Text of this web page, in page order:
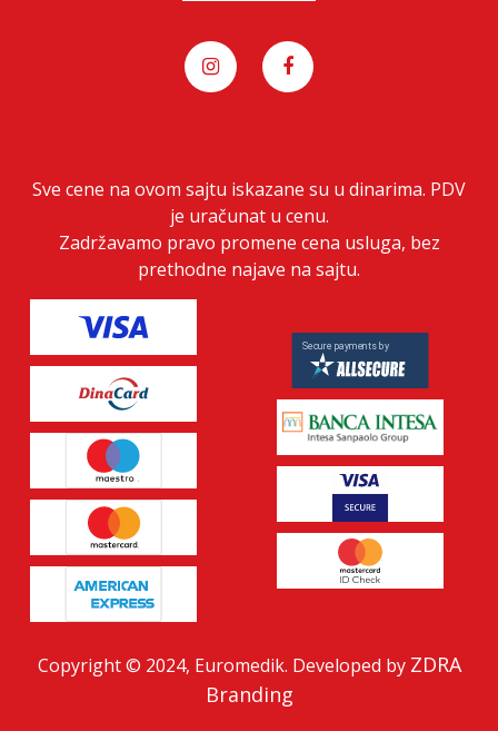
Sve cene na ovom sajtu iskazane su u dinarima. PDV
je uračunat u cenu.
Zadržavamo pravo promene cena usluga, bez
prethodne najave na sajtu.
Copyright © 2024, Euromedik. Developed by ZDRA
Branding